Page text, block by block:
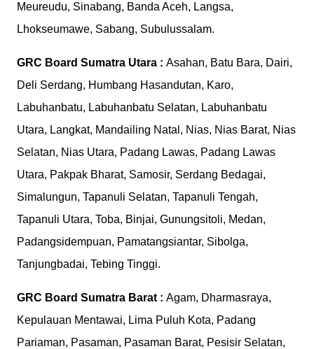
Meureudu, Sinabang, Banda Aceh, Langsa,
Lhokseumawe, Sabang, Subulussalam.
GRC Board Sumatra Utara : Asahan, Batu Bara, Dairi,
Deli Serdang, Humbang Hasandutan, Karo,
Labuhanbatu, Labuhanbatu Selatan, Labuhanbatu
Utara, Langkat, Mandailing Natal, Nias, Nias Barat, Nias
Selatan, Nias Utara, Padang Lawas, Padang Lawas
Utara, Pakpak Bharat, Samosir, Serdang Bedagai,
Simalungun, Tapanuli Selatan, Tapanuli Tengah,
Tapanuli Utara, Toba, Binjai, Gunungsitoli, Medan,
Padangsidempuan, Pamatangsiantar, Sibolga,
Tanjungbadai, Tebing Tinggi.
GRC Board Sumatra Barat : Agam, Dharmasraya,
Kepulauan Mentawai, Lima Puluh Kota, Padang
Pariaman, Pasaman, Pasaman Barat, Pesisir Selatan,